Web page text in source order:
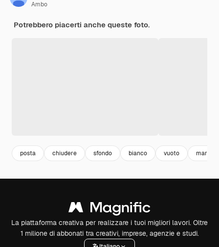
Ambo
Potrebbero piacerti anche queste foto.
posta chiudere sfondo bianco vuoto
La piattaforma creativa per realizzare i tuoi migliori lavori. Oltre
1 milione di abbonati tra creativi, imprese, agenzie e studi.